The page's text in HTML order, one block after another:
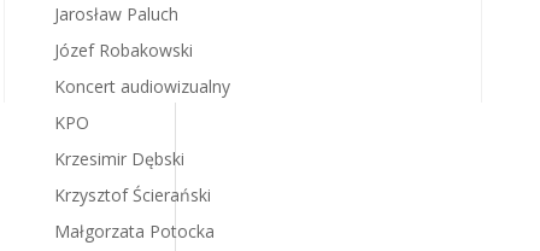
Jarosław Paluch
Józef Robakowski
Koncert audiowizualny
KPO
Krzesimir Dębski
Krzysztof Ścierański
Małgorzata Potocka